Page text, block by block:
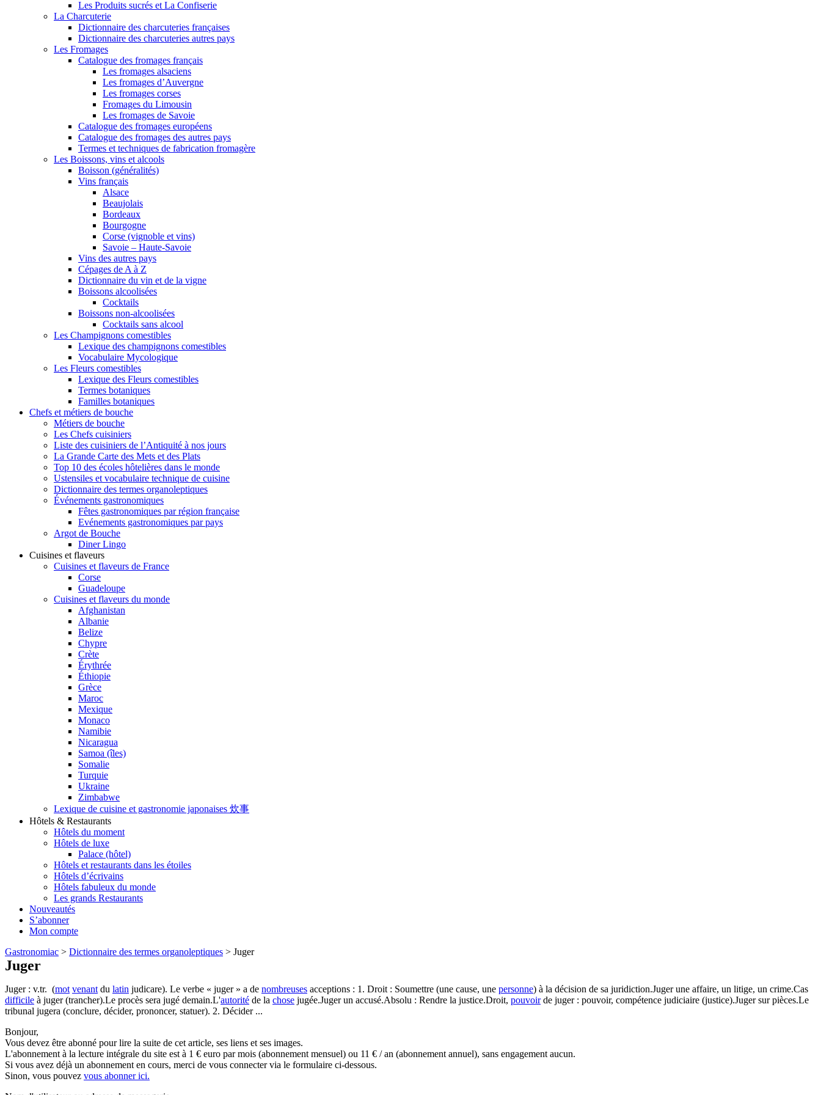
Les Produits sucrés et La Confiserie
La Charcuterie
Dictionnaire des charcuteries françaises
Dictionnaire des charcuteries autres pays
Les Fromages
Catalogue des fromages français
Les fromages alsaciens
Les fromages d’Auvergne
Les fromages corses
Fromages du Limousin
Les fromages de Savoie
Catalogue des fromages européens
Catalogue des fromages des autres pays
Termes et techniques de fabrication fromagère
Les Boissons, vins et alcools
Boisson (généralités)
Vins français
Alsace
Beaujolais
Bordeaux
Bourgogne
Corse (vignoble et vins)
Savoie – Haute-Savoie
Vins des autres pays
Cépages de A à Z
Dictionnaire du vin et de la vigne
Boissons alcoolisées
Cocktails
Boissons non-alcoolisées
Cocktails sans alcool
Les Champignons comestibles
Lexique des champignons comestibles
Vocabulaire Mycologique
Les Fleurs comestibles
Lexique des Fleurs comestibles
Termes botaniques
Familles botaniques
Chefs et métiers de bouche
Métiers de bouche
Les Chefs cuisiniers
Liste des cuisiniers de l’Antiquité à nos jours
La Grande Carte des Mets et des Plats
Top 10 des écoles hôtelières dans le monde
Ustensiles et vocabulaire technique de cuisine
Dictionnaire des termes organoleptiques
Événements gastronomiques
Fêtes gastronomiques par région française
Evénements gastronomiques par pays
Argot de Bouche
Diner Lingo
Cuisines et flaveurs
Cuisines et flaveurs de France
Corse
Guadeloupe
Cuisines et flaveurs du monde
Afghanistan
Albanie
Belize
Chypre
Crète
Érythrée
Éthiopie
Grèce
Maroc
Mexique
Monaco
Namibie
Nicaragua
Samoa (îles)
Somalie
Turquie
Ukraine
Zimbabwe
Lexique de cuisine et gastronomie japonaises 炊事
Hôtels & Restaurants
Hôtels du moment
Hôtels de luxe
Palace (hôtel)
Hôtels et restaurants dans les étoiles
Hôtels d’écrivains
Hôtels fabuleux du monde
Les grands Restaurants
Nouveautés
S’abonner
Mon compte
Gastronomiac > Dictionnaire des termes organoleptiques > Juger
Juger
Juger : v.tr. (mot venant du latin judicare). Le verbe « juger » a de nombreuses acceptions : 1. Droit : Soumettre (une cause, une personne) à la décision de sa juridiction.Juger une affaire, un litige, un crime.Cas
difficile à juger (trancher).Le procès sera jugé demain.L'autorité de la chose jugée.Juger un accusé.Absolu : Rendre la justice.Droit, pouvoirde juger : pouvoir, compétence judiciaire (justice).Juger sur pièces.Le
tribunal jugera (conclure, décider, prononcer, statuer). 2. Décider ...
Bonjour,
Vous devez être abonné pour lire la suite de cet article, ses liens et ses images.
L'abonnement à la lecture intégrale du site est à 1 € euro par mois (abonnement mensuel) ou 11 € / an (abonnement annuel), sans engagement aucun.
Si vous avez déjà un abonnement en cours, merci de vous connecter via le formulaire ci-dessous.
Sinon, vous pouvez vous abonner ici.